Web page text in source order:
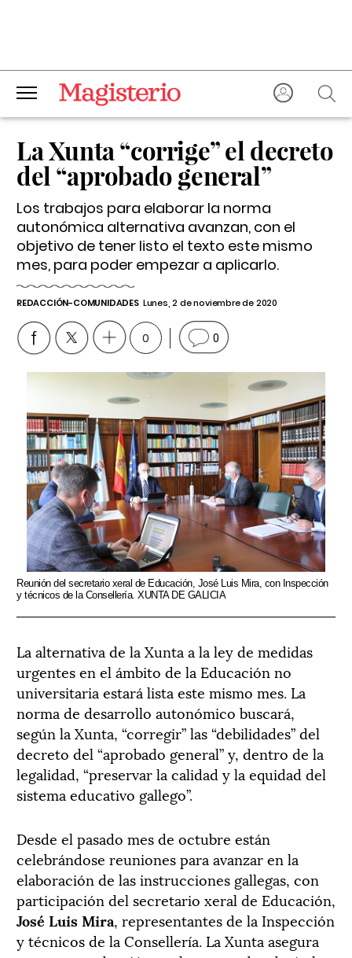
La Xunta “corrige” el decreto
del “aprobado general”
Los trabajos para elaborar la norma
autonómica alternativa avanzan, con el
objetivo de tener listo el texto este mismo
mes, para poder empezar a aplicarlo.
REDACCIÓN-COMUNIDADES Lunes, 2 de noviembre de 2020
0 0
Reunión del secretario xeral de Educación, José Luis Mira, con Inspección
y técnicos de la Consellería. XUNTA DE GALICIA
La alternativa de la Xunta a la ley de medidas
urgentes en el ámbito de la Educación no
universitaria estará lista este mismo mes. La
norma de desarrollo autonómico buscará,
según la Xunta, “corregir” las “debilidades” del
decreto del “aprobado general” y, dentro de la
legalidad, “preservar la calidad y la equidad del
sistema educativo gallego”.
Desde el pasado mes de octubre están
celebrándose reuniones para avanzar en la
elaboración de las instrucciones gallegas, con
participación del secretario xeral de Educación,
José Luis Mira, representantes de la Inspección
y técnicos de la Consellería. La Xunta asegura